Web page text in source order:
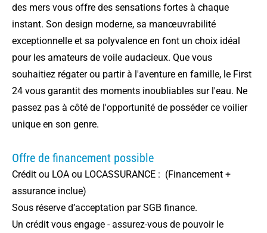
des mers vous offre des sensations fortes à chaque
instant. Son design moderne, sa manœuvrabilité
exceptionnelle et sa polyvalence en font un choix idéal
pour les amateurs de voile audacieux. Que vous
souhaitiez régater ou partir à l'aventure en famille, le First
24 vous garantit des moments inoubliables sur l'eau. Ne
passez pas à côté de l'opportunité de posséder ce voilier
unique en son genre.
Offre de financement possible
Crédit ou LOA ou LOCASSURANCE : (Financement +
assurance inclue)
Sous réserve d’acceptation par SGB finance.
Un crédit vous engage - assurez-vous de pouvoir le